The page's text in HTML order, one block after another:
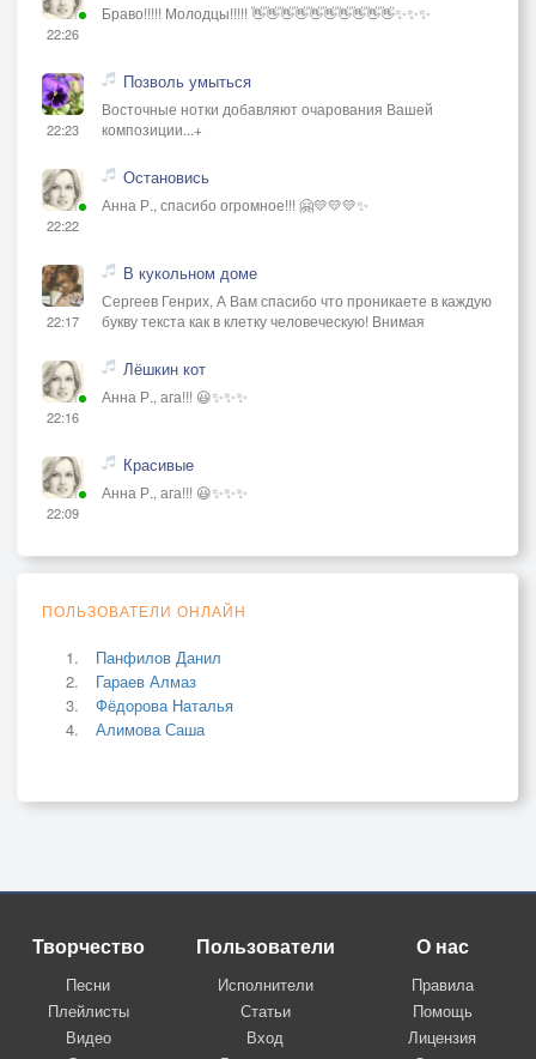
22:26
Браво!!!!! Молодцы!!!!! 👋👋👋👋👋👋👋👋👋👋✨✨✨
22:23
Позволь умыться
Восточные нотки добавляют очарования Вашей
композиции...+
22:22
Остановись
Анна Р., спасибо огромное!!! 🤗💛💛💛✨
22:17
В кукольном доме
Сергеев Генрих, А Вам спасибо что проникаете в каждую
букву текста как в клетку человеческую! Внимая
22:16
Лёшкин кот
Анна Р., ага!!! 😃✨✨✨
22:09
Красивые
Анна Р., ага!!! 😃✨✨✨
ПОЛЬЗОВАТЕЛИ ОНЛАЙН
Панфилов Данил
Гараев Алмаз
Фёдорова Наталья
Алимова Саша
Творчество
Песни
Плейлисты
Видео
Пользователи
Исполнители
Статьи
Вход
О нас
Правила
Помощь
Лицензия